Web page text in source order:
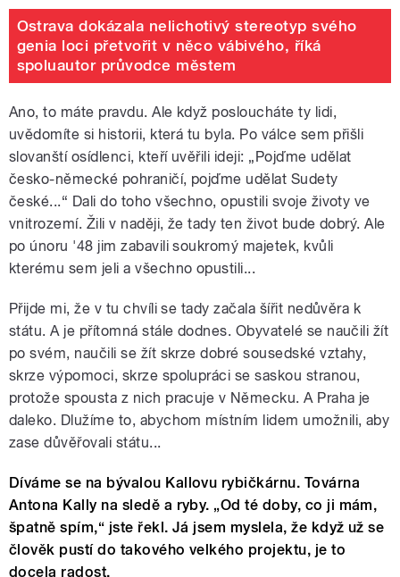
Ostrava dokázala nelichotivý stereotyp svého
genia loci přetvořit v něco vábivého, říká
spoluautor průvodce městem
Ano, to máte pravdu. Ale když posloucháte ty lidi,
uvědomíte si historii, která tu byla. Po válce sem přišli
slovanští osídlenci, kteří uvěřili ideji: „Pojďme udělat
česko-německé pohraničí, pojďme udělat Sudety
české...“ Dali do toho všechno, opustili svoje životy ve
vnitrozemí. Žili v naději, že tady ten život bude dobrý. Ale
po únoru '48 jim zabavili soukromý majetek, kvůli
kterému sem jeli a všechno opustili...
Přijde mi, že v tu chvíli se tady začala šířit nedůvěra k
státu. A je přítomná stále dodnes. Obyvatelé se naučili žít
po svém, naučili se žít skrze dobré sousedské vztahy,
skrze výpomoci, skrze spolupráci se saskou stranou,
protože spousta z nich pracuje v Německu. A Praha je
daleko. Dlužíme to, abychom místním lidem umožnili, aby
zase důvěřovali státu...
Díváme se na bývalou Kallovu rybičkárnu. Továrna
Antona Kally na sledě a ryby. „Od té doby, co ji mám,
špatně spím,“ jste řekl. Já jsem myslela, že když už se
člověk pustí do takového velkého projektu, je to
docela radost.